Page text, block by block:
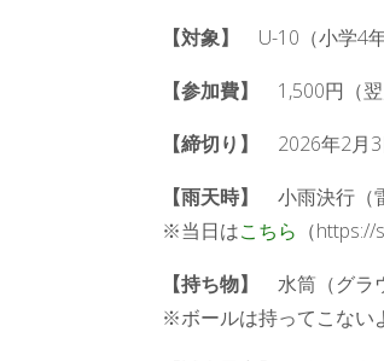
【対象】
U-10（小学4年
【参加費】
1,500円（翌
【締切り】
2026年2月
【雨天時】
小雨決行（
※当日はこちら （
【持ち物】
水筒（グラ
※ボールは持ってこない